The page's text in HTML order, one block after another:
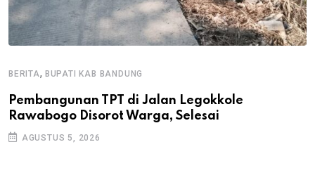
BERITA, BUPATI KAB BANDUNG
Pembangunan TPT di Jalan Legokkole
Rawabogo Disorot Warga, Selesai
AGUSTUS 5, 2026